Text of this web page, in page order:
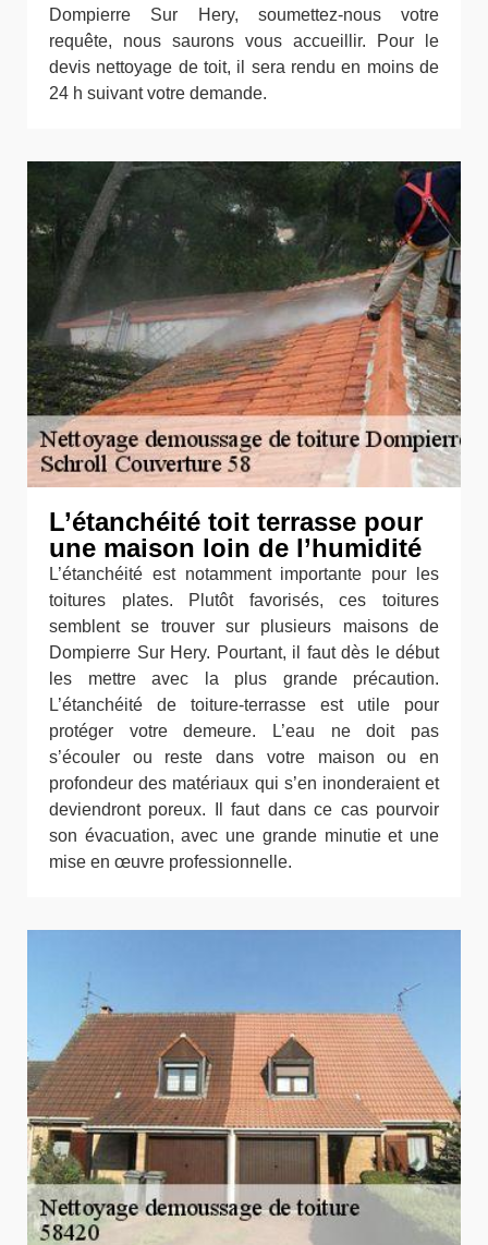
Dompierre Sur Hery, soumettez-nous votre
requête, nous saurons vous accueillir. Pour le
devis nettoyage de toit, il sera rendu en moins de
24 h suivant votre demande.
L’étanchéité toit terrasse pour
une maison loin de l’humidité
L’étanchéité est notamment importante pour les
toitures plates. Plutôt favorisés, ces toitures
semblent se trouver sur plusieurs maisons de
Dompierre Sur Hery. Pourtant, il faut dès le début
les mettre avec la plus grande précaution.
L’étanchéité de toiture-terrasse est utile pour
protéger votre demeure. L’eau ne doit pas
s’écouler ou reste dans votre maison ou en
profondeur des matériaux qui s’en inonderaient et
deviendront poreux. Il faut dans ce cas pourvoir
son évacuation, avec une grande minutie et une
mise en œuvre professionnelle.